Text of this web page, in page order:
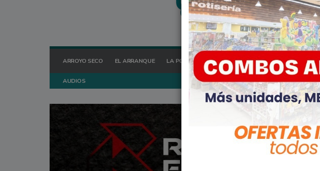
ARROYO SECO EL ARRANQUE LA POSTA HOY OCIO DEPORTES FIGHIERA
AUDIOS